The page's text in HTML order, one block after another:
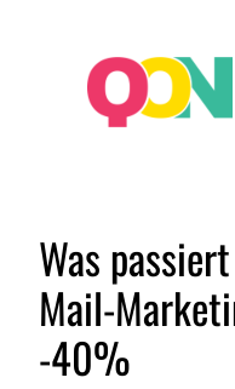
Was
Mail-
-40%